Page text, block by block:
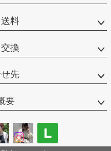
料
換
先
要